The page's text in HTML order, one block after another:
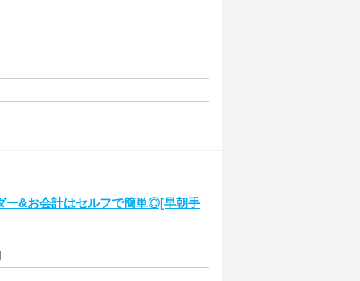
ー&お会計はセルフで簡単◎[早朝手